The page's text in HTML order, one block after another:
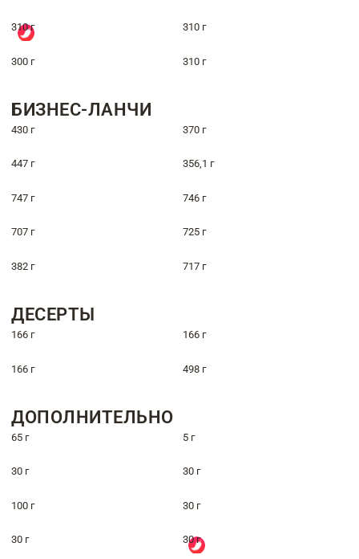
310 г 310 г
300 г 310 г
БИЗНЕС-ЛАНЧИ
430 г 370 г
447 г 356,1 г
747 г 746 г
707 г 725 г
382 г 717 г
ДЕСЕРТЫ
166 г 166 г
166 г 498 г
ДОПОЛНИТЕЛЬНО
65 г 5 г
30 г 30 г
100 г 30 г
30 г 30 г